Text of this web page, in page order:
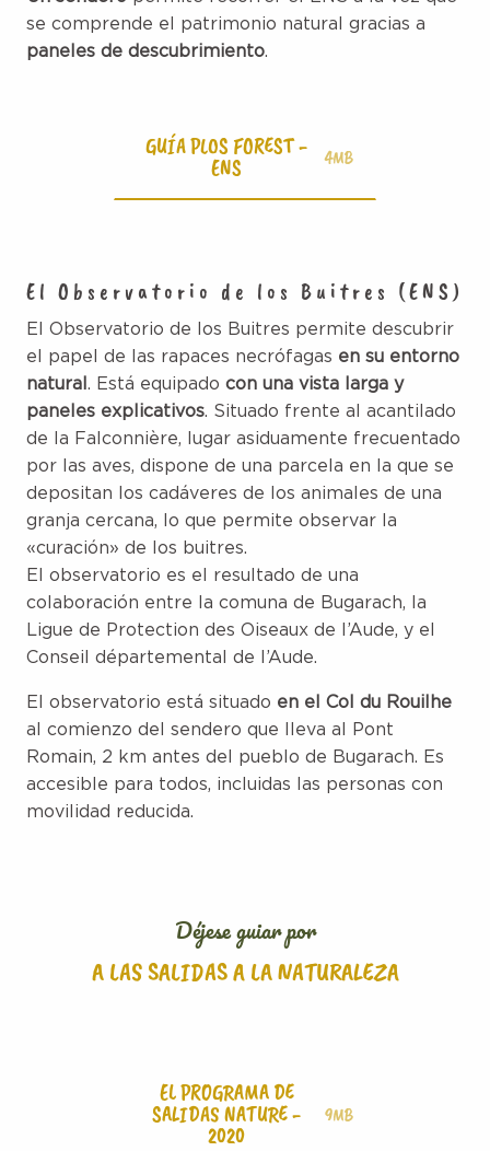
se comprende el patrimonio natural gracias a
paneles de descubrimiento.
GUÍA PLOS FOREST -
ENS
4MB
El Observatorio de los Buitres (ENS)
El Observatorio de los Buitres permite descubrir
el papel de las rapaces necrófagas en su entorno
natural . Está equipado con una vista larga y
paneles explicativos. Situado frente al acantilado
de la Falconnière, lugar asiduamente frecuentado
por las aves, dispone de una parcela en la que se
depositan los cadáveres de los animales de una
granja cercana, lo que permite observar la
«curación» de los buitres.
El observatorio es el resultado de una
colaboración entre la comuna de Bugarach, la
Ligue de Protection des Oiseaux de l’Aude, y el
Conseil départemental de l’Aude.
El observatorio está situado en el Col du Rouilhe
al comienzo del sendero que lleva al Pont
Romain, 2 km antes del pueblo de Bugarach. Es
accesible para todos, incluidas las personas con
movilidad reducida.
Déjese guiar por
A LAS SALIDAS A LA NATURALEZA
EL PROGRAMA DE
SALIDAS NATURE -
2020
9MB